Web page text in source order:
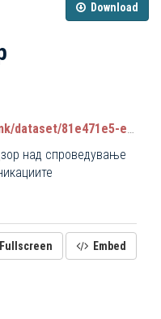
Download
96b5-44d1-af5a-3a4adf7798ba/download/komisiski_sednici_2024-2028.json
над спроведување
Fullscreen Embed